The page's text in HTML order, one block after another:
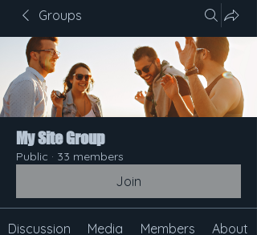
Groups
My Site Group
Public · 33 members
Join
Discussion Media Members About